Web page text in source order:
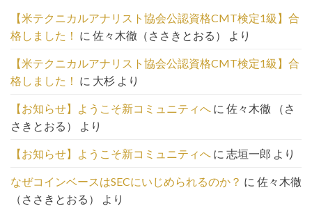
覧
は
こ
ち
ら
【米テクニカルアナリスト協会公認資格CMT検定1級】合
格しました！ に 佐々木徹（ささきとおる） より
【米テクニカルアナリスト協会公認資格CMT検定1級】合
格しました！ に 大杉 より
【お知らせ】ようこそ新コミュニティへ に 佐々木徹 （さ
さきとおる）
より
【お知らせ】ようこそ新コミュニティへ に 志垣一郎 より
なぜコインベースはSECにいじめられるのか？ に 佐々木徹
（ささきとおる）
より